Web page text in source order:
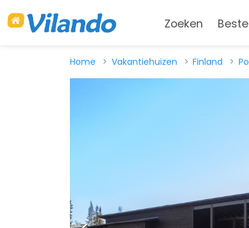
Zoeken
Home Vakantiehuizen Finland